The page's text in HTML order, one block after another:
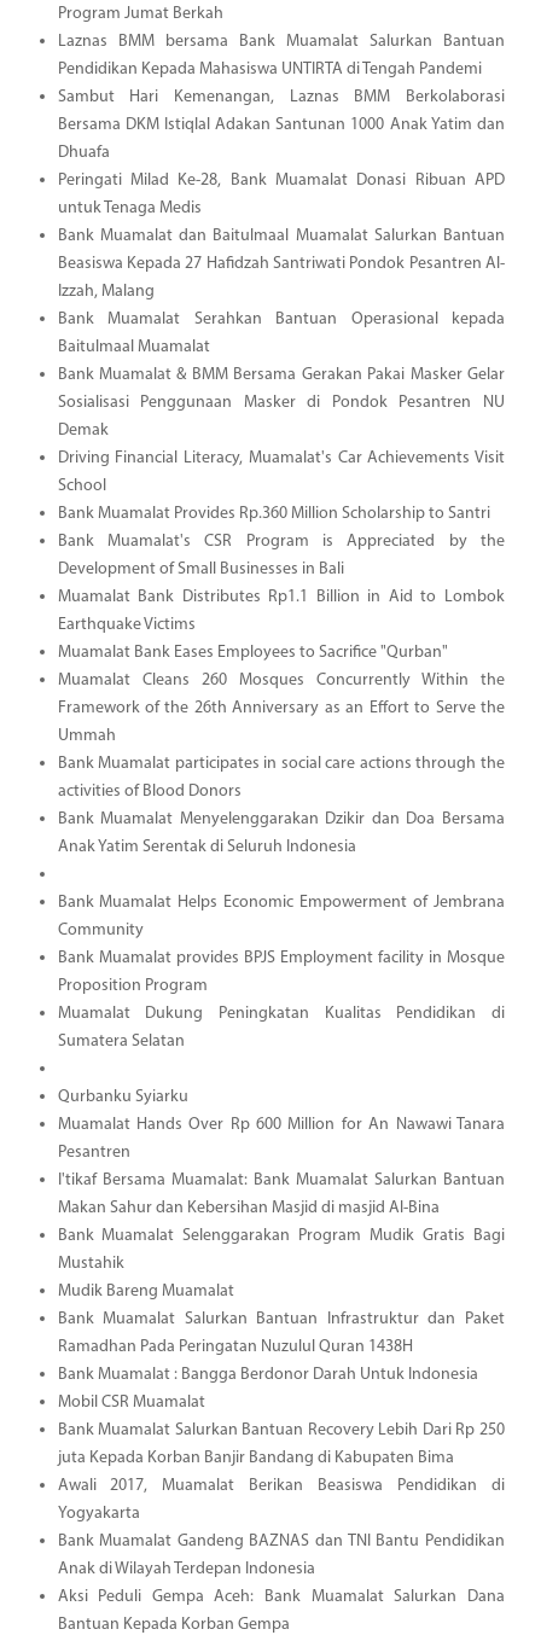
Program Jumat Berkah
Laznas BMM bersama Bank Muamalat Salurkan Bantuan
Pendidikan Kepada Mahasiswa UNTIRTA di Tengah Pandemi
Sambut Hari Kemenangan, Laznas BMM Berkolaborasi
Bersama DKM Istiqlal Adakan Santunan 1000 Anak Yatim dan
Dhuafa
Peringati Milad Ke-28, Bank Muamalat Donasi Ribuan APD
untuk Tenaga Medis
Bank Muamalat dan Baitulmaal Muamalat Salurkan Bantuan
Beasiswa Kepada 27 Hafidzah Santriwati Pondok Pesantren Al-
Izzah, Malang
Bank Muamalat Serahkan Bantuan Operasional kepada
Baitulmaal Muamalat
Bank Muamalat & BMM Bersama Gerakan Pakai Masker Gelar
Sosialisasi Penggunaan Masker di Pondok Pesantren NU
Demak
Driving Financial Literacy, Muamalat's Car Achievements Visit
School
Bank Muamalat Provides Rp.360 Million Scholarship to Santri
Bank Muamalat's CSR Program is Appreciated by the
Development of Small Businesses in Bali
Muamalat Bank Distributes Rp1.1 Billion in Aid to Lombok
Earthquake Victims
Muamalat Bank Eases Employees to Sacrifice "Qurban"
Muamalat Cleans 260 Mosques Concurrently Within the
Framework of the 26th Anniversary as an Effort to Serve the
Ummah
Bank Muamalat participates in social care actions through the
activities of Blood Donors
Bank Muamalat Menyelenggarakan Dzikir dan Doa Bersama
Anak Yatim Serentak di Seluruh Indonesia
Bank Muamalat Helps Economic Empowerment of Jembrana
Community
Bank Muamalat provides BPJS Employment facility in Mosque
Proposition Program
Muamalat Dukung Peningkatan Kualitas Pendidikan di
Sumatera Selatan
Qurbanku Syiarku
Muamalat Hands Over Rp 600 Million for An Nawawi Tanara
Pesantren
I'tikaf Bersama Muamalat: Bank Muamalat Salurkan Bantuan
Makan Sahur dan Kebersihan Masjid di masjid Al-Bina
Bank Muamalat Selenggarakan Program Mudik Gratis Bagi
Mustahik
Mudik Bareng Muamalat
Bank Muamalat Salurkan Bantuan Infrastruktur dan Paket
Ramadhan Pada Peringatan Nuzulul Quran 1438H
Bank Muamalat : Bangga Berdonor Darah Untuk Indonesia
Mobil CSR Muamalat
Bank Muamalat Salurkan Bantuan Recovery Lebih Dari Rp 250
juta Kepada Korban Banjir Bandang di Kabupaten Bima
Awali 2017, Muamalat Berikan Beasiswa Pendidikan di
Yogyakarta
Bank Muamalat Gandeng BAZNAS dan TNI Bantu Pendidikan
Anak di Wilayah Terdepan Indonesia
Aksi Peduli Gempa Aceh: Bank Muamalat Salurkan Dana
Bantuan Kepada Korban Gempa